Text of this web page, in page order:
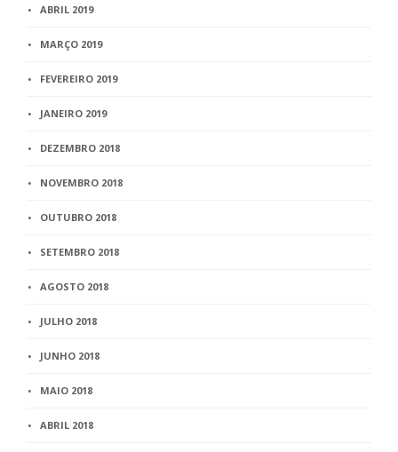
ABRIL 2019
MARÇO 2019
FEVEREIRO 2019
JANEIRO 2019
DEZEMBRO 2018
NOVEMBRO 2018
OUTUBRO 2018
SETEMBRO 2018
AGOSTO 2018
JULHO 2018
JUNHO 2018
MAIO 2018
ABRIL 2018